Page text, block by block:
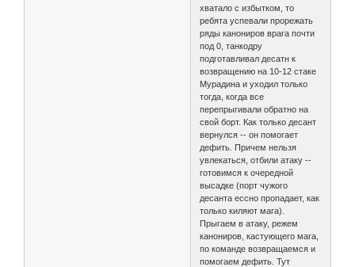
хватало с избытком, то
ребята успевали прорежать
ряды канониров врага почти
под 0, танкодру
подготавливал десатн к
возвращению на 10-12 стаке
Мурадина и уходил только
тогда, когда все
перепрыгивали обратно на
свой борт. Как только десант
вернулся -- он помогает
дефить. Причем нельзя
увлекаться, отбили атаку --
готовимся к очередной
высадке (порт чужого
десанта ессно пропадает, как
только киляют мага).
Прыгаем в атаку, режем
канониров, кастующего мага,
по команде возвращаемся и
помогаем дефить. Тут